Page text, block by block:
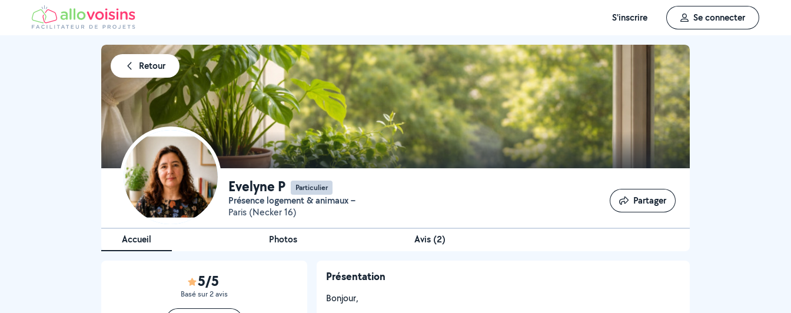
S'inscrire Se connecter
Retour
Evelyne P Particulier
Présence logement & animaux –
Paris (Necker 16)
Partager
Partager
Accueil Photos Avis (2)
5/5
Basé sur 2 avis
Présentation
Bonjour,